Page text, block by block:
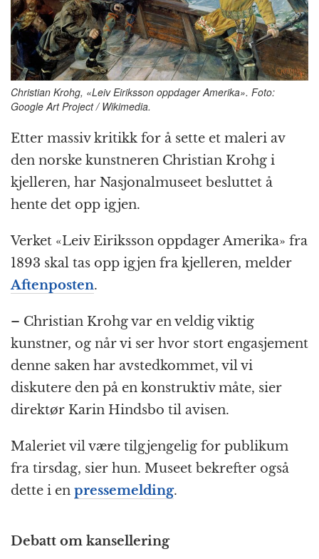
Christian Krohg, «Leiv Eiriksson oppdager Amerika». Foto:
Google Art Project / Wikimedia.
Etter massiv kritikk for å sette et maleri av
den norske kunstneren Christian Krohg i
kjelleren, har Nasjonalmuseet besluttet å
hente det opp igjen.
Verket «Leiv Eiriksson oppdager Amerika» fra
1893 skal tas opp igjen fra kjelleren, melder
Aftenposten.
– Christian Krohg var en veldig viktig
kunstner, og når vi ser hvor stort engasjement
denne saken har avstedkommet, vil vi
diskutere den på en konstruktiv måte, sier
direktør Karin Hindsbo til avisen.
Maleriet vil være tilgjengelig for publikum
fra tirsdag, sier hun. Museet bekrefter også
dette i en pressemelding.
Debatt om kansellering